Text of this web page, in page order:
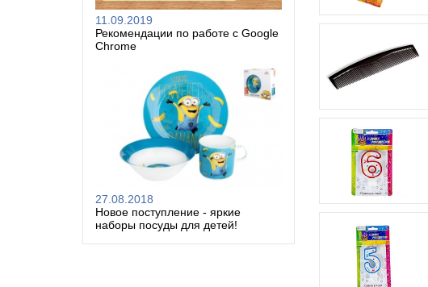
11.09.2019
Рекомендации по работе с Google
Chrome
27.08.2018
Новое поступление - яркие
наборы посуды для детей!